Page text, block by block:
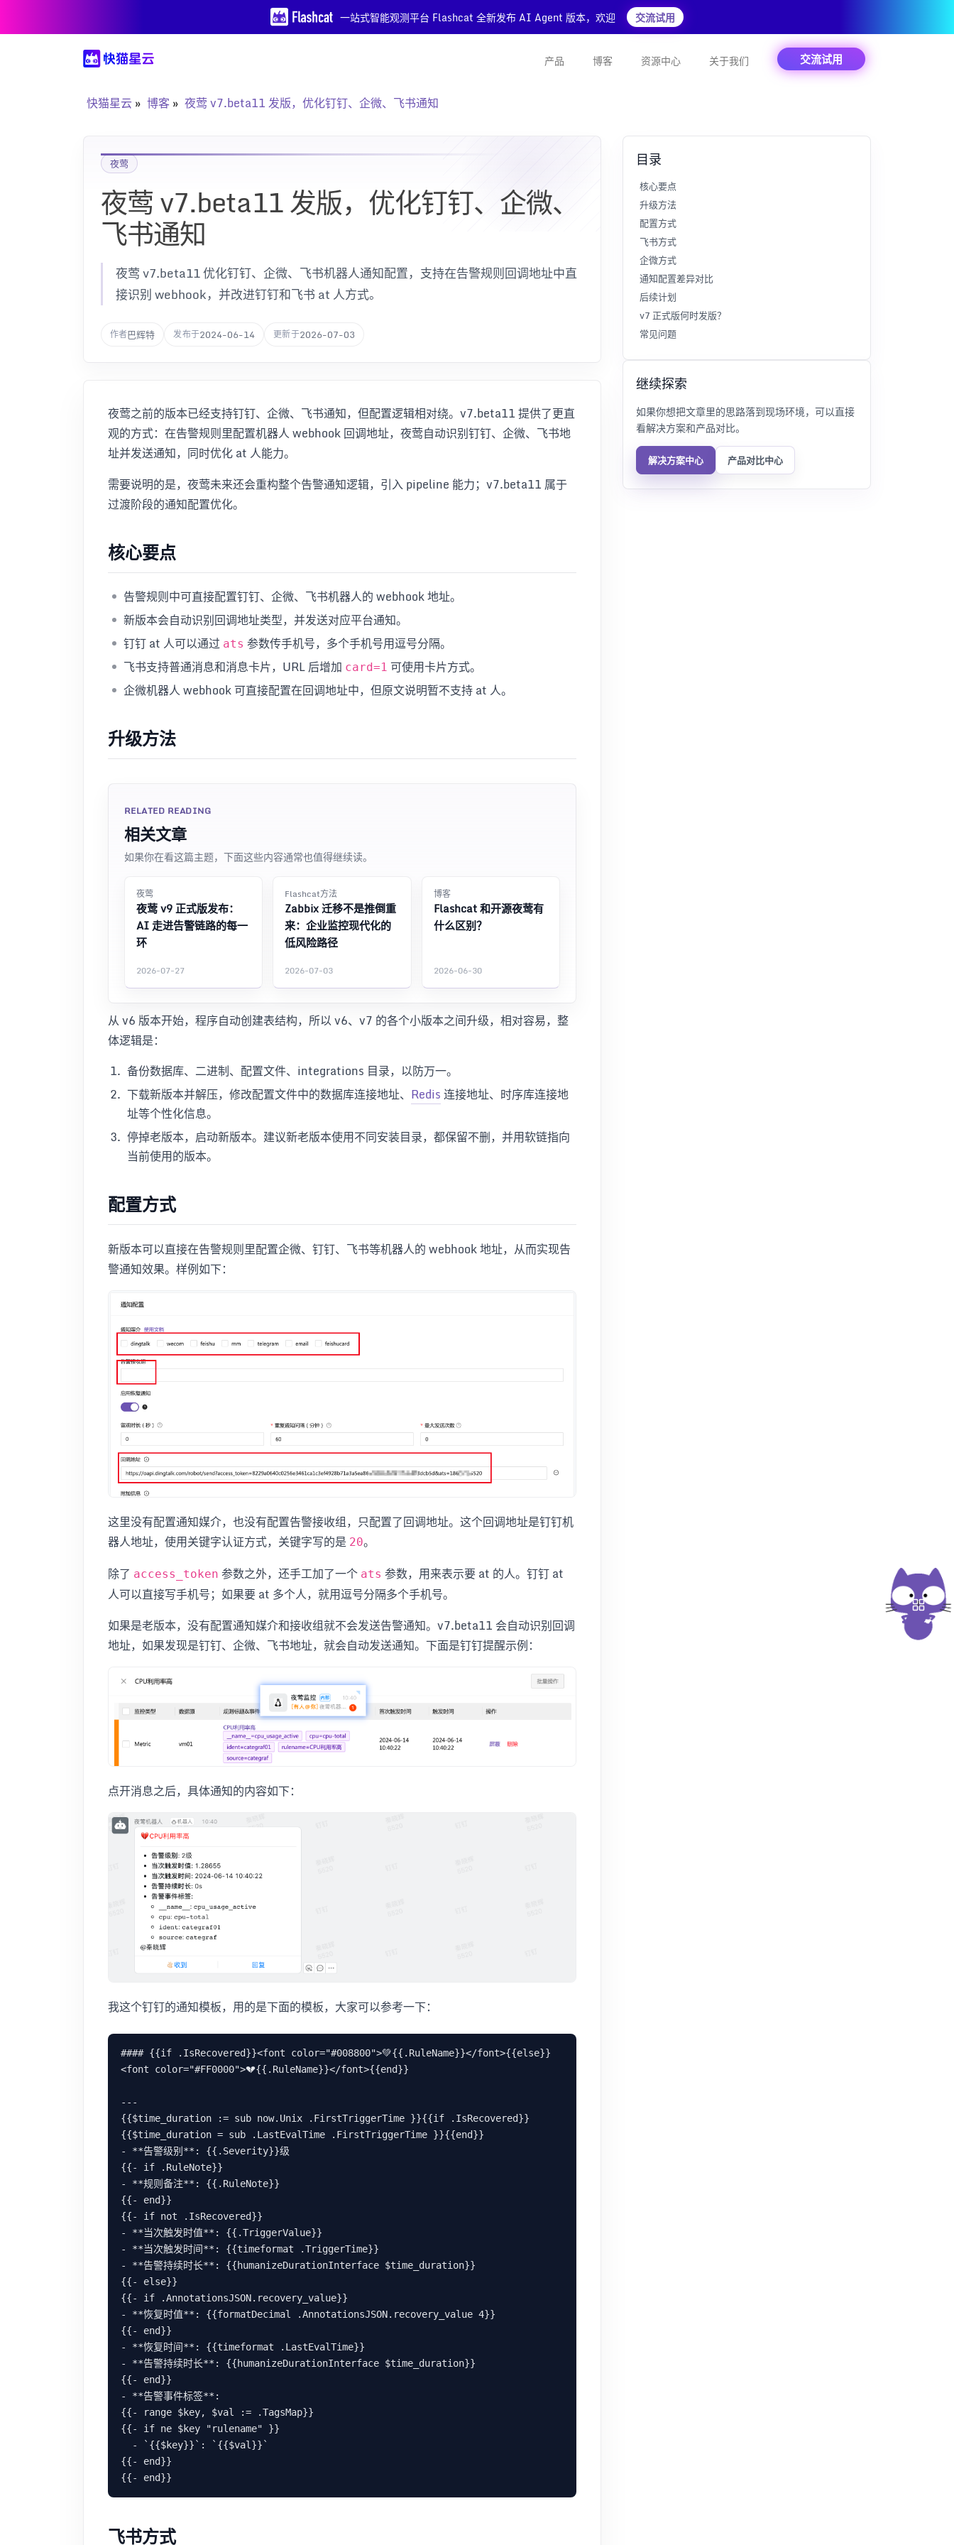
一站式智能观测平台 Flashcat 全新发布 AI Agent 版本，欢迎 交流试用
产品 博客 资源中心 关于我们 交流试用
快猫星云 博客 夜莺 v7.beta11 发版，优化钉钉、企微、飞书通知
夜莺
夜莺 v7.beta11 发版，优化钉钉、企微、
飞书通知
夜莺 v7.beta11 优化钉钉、企微、飞书机器人通知配置，支持在告警规则回调地址中直
接识别 webhook，并改进钉钉和飞书 at 人方式。
作者巴辉特 发布于2024-06-14 更新于2026-07-03
夜莺之前的版本已经支持钉钉、企微、飞书通知，但配置逻辑相对绕。v7.beta11 提供了更直
观的方式：在告警规则里配置机器人 webhook 回调地址，夜莺自动识别钉钉、企微、飞书地
址并发送通知，同时优化 at 人能力。
需要说明的是，夜莺未来还会重构整个告警通知逻辑，引入 pipeline 能力；v7.beta11 属于
过渡阶段的通知配置优化。
核心要点
告警规则中可直接配置钉钉、企微、飞书机器人的 webhook 地址。
新版本会自动识别回调地址类型，并发送对应平台通知。
钉钉 at 人可以通过 ats 参数传手机号，多个手机号用逗号分隔。
飞书支持普通消息和消息卡片，URL 后增加 card=1 可使用卡片方式。
企微机器人 webhook 可直接配置在回调地址中，但原文说明暂不支持 at 人。
升级方法
RELATED READING
相关文章
如果你在看这篇主题，下面这些内容通常也值得继续读。
夜莺
夜莺 v9 正式版发布：
AI 走进告警链路的每一
环
2026-07-27
Flashcat方法
Zabbix 迁移不是推倒重
来：企业监控现代化的
低风险路径
2026-07-03
博客
Flashcat 和开源夜莺有
什么区别？
2026-06-30
从 v6 版本开始，程序自动创建表结构，所以 v6、v7 的各个小版本之间升级，相对容易，整
体逻辑是：
备份数据库、二进制、配置文件、integrations 目录，以防万一。
下载新版本并解压，修改配置文件中的数据库连接地址、 Redis连接地址、时序库连接地
址等个性化信息。
停掉老版本，启动新版本。建议新老版本使用不同安装目录，都保留不删，并用软链指向
当前使用的版本。
配置方式
新版本可以直接在告警规则里配置企微、钉钉、飞书等机器人的 webhook 地址，从而实现告
警通知效果。样例如下：
这里没有配置通知媒介，也没有配置告警接收组，只配置了回调地址。这个回调地址是钉钉机
器人地址，使用关键字认证方式，关键字写的是 20。
除了 access_token 参数之外，还手工加了一个 ats 参数，用来表示要 at 的人。钉钉 at
人可以直接写手机号；如果要 at 多个人，就用逗号分隔多个手机号。
如果是老版本，没有配置通知媒介和接收组就不会发送告警通知。v7.beta11 会自动识别回调
地址，如果发现是钉钉、企微、飞书地址，就会自动发送通知。下面是钉钉提醒示例：
点开消息之后，具体通知的内容如下：
我这个钉钉的通知模板，用的是下面的模板，大家可以参考一下：
#### {{if .IsRecovered}}<font color="#008800">💚{{.RuleName}}</font>{{else}}
<font color="#FF0000">💔{{.RuleName}}</font>{{end}}
---
{{$time_duration := sub now.Unix .FirstTriggerTime }}{{if .IsRecovered}}
{{$time_duration = sub .LastEvalTime .FirstTriggerTime }}{{end}}
- **告警级别**: {{.Severity}}级
{{- if .RuleNote}}
- **规则备注**: {{.RuleNote}}
{{- end}}
{{- if not .IsRecovered}}
- **当次触发时值**: {{.TriggerValue}}
- **当次触发时间**: {{timeformat .TriggerTime}}
- **告警持续时长**: {{humanizeDurationInterface $time_duration}}
{{- else}}
{{- if .AnnotationsJSON.recovery_value}}
- **恢复时值**: {{formatDecimal .AnnotationsJSON.recovery_value 4}}
{{- end}}
- **恢复时间**: {{timeformat .LastEvalTime}}
- **告警持续时长**: {{humanizeDurationInterface $time_duration}}
{{- end}}
- **告警事件标签**:
{{- range $key, $val := .TagsMap}}
{{- if ne $key "rulename" }}
{{- end}}
飞书方式
目录
核心要点
升级方法
配置方式
飞书方式
企微方式
通知配置差异对比
后续计划
v7 正式版何时发版？
常见问题
继续探索
如果你想把文章里的思路落到现场环境，可以直接
看解决方案和产品对比。
解决方案中心 产品对比中心